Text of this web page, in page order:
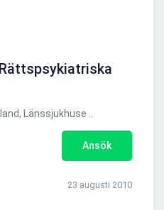
Länssjukhuse ..
Ansök
23 augusti 2010